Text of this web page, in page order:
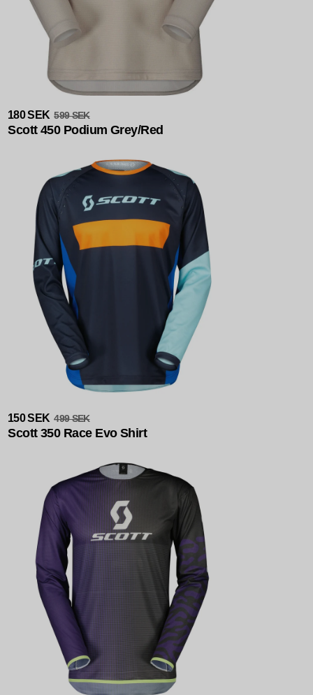
180 SEK 599 SEK
Scott 450 Podium Grey/Red
150 SEK 499 SEK
Scott 350 Race Evo Shirt